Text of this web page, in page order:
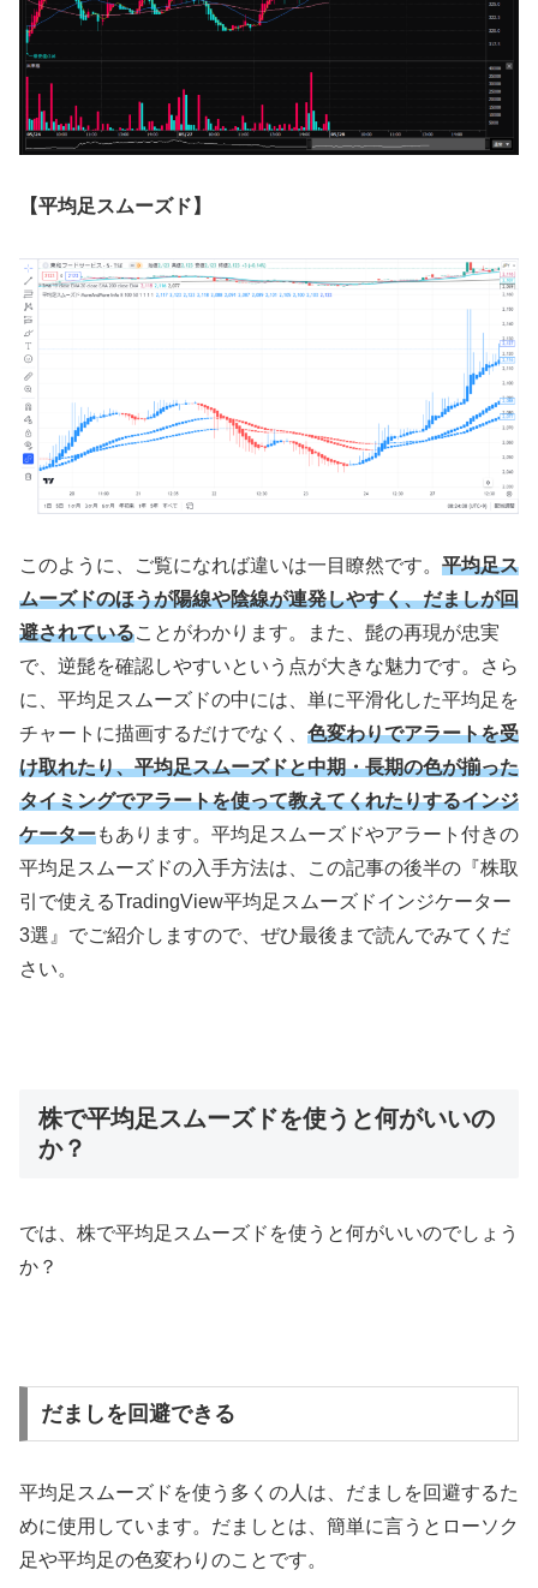
【平均足スムーズド】
このように、ご覧になれば違いは一目瞭然です。 平均足ス
ムーズドのほうが陽線や陰線が連発しやすく、だましが回
避されていることがわかります。また、髭の再現が忠実
で、逆髭を確認しやすいという点が大きな魅力です。さら
に、平均足スムーズドの中には、単に平滑化した平均足を
チャートに描画するだけでなく、 色変わりでアラートを受
け取れたり、平均足スムーズドと中期・長期の色が揃った
タイミングでアラートを使って教えてくれたりするインジ
ケーターもあります。平均足スムーズドやアラート付きの
平均足スムーズドの入手方法は、この記事の後半の『株取
引で使えるTradingView平均足スムーズドインジケーター
3選』でご紹介しますので、ぜひ最後まで読んでみてくだ
さい。
株で平均足スムーズドを使うと何がいいの
か？
では、株で平均足スムーズドを使うと何がいいのでしょう
か？
だましを回避できる
平均足スムーズドを使う多くの人は、だましを回避するた
めに使用しています。だましとは、簡単に言うとローソク
足や平均足の色変わりのことです。